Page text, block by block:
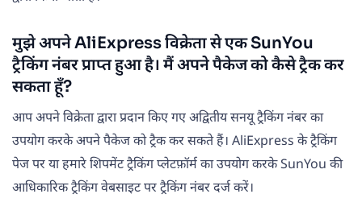
मुझे अपने AliExpress विक्रेता से एक SunYou
ट्रैकिंग नंबर प्राप्त हुआ है। मैं अपने पैकेज को कैसे ट्रैक कर
सकता हूँ?
आप अपने विक्रेता द्वारा प्रदान किए गए अद्वितीय सनयू ट्रैकिंग नंबर का
उपयोग करके अपने पैकेज को ट्रैक कर सकते हैं। AliExpress के ट्रैकिंग
पेज पर या हमारे शिपमेंट ट्रैकिंग प्लेटफ़ॉर्म का उपयोग करके SunYou की
आधिकारिक ट्रैकिंग वेबसाइट पर ट्रैकिंग नंबर दर्ज करें।